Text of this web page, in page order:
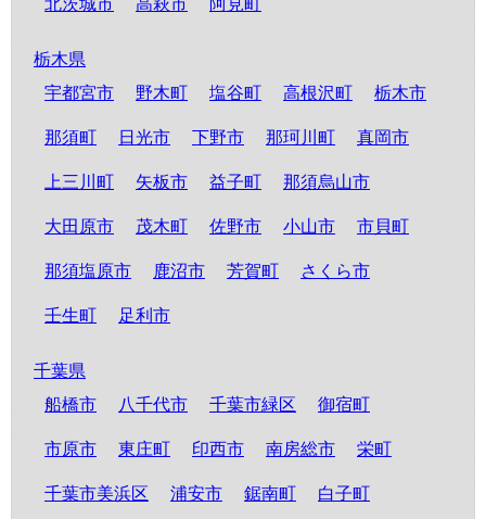
北茨城市 高萩市 阿見町
栃木県
宇都宮市
野木町 塩谷町 高根沢町 栃木市
那須町 日光市 下野市 那珂川町 真岡市
上三川町 矢板市 益子町 那須烏山市
大田原市 茂木町 佐野市 小山市 市貝町
那須塩原市 鹿沼市 芳賀町 さくら市
壬生町 足利市
千葉県
船橋市
八千代市 千葉市緑区 御宿町
市原市 東庄町 印西市 南房総市 栄町
千葉市美浜区 浦安市 鋸南町 白子町